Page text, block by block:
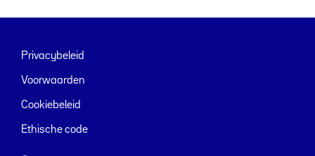
Privacybeleid
Voorwaarden
Cookiebeleid
Ethische code